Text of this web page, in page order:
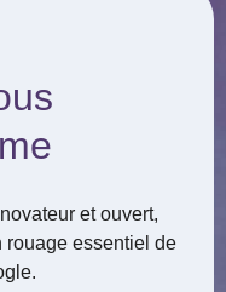
et ouvert,
rouage essentiel de